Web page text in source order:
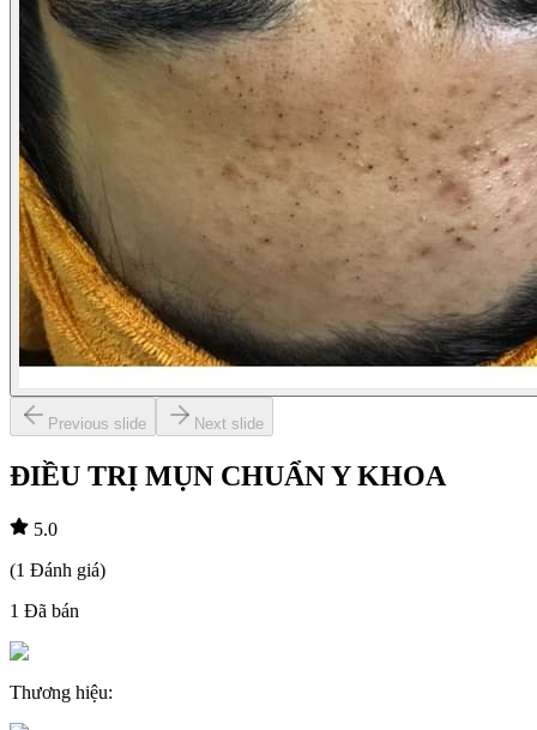
Previous slide Next slide
ĐIỀU TRỊ MỤN CHUẨN Y KHOA
5.0
(1 Đánh giá)
1 Đã bán
Thương hiệu: